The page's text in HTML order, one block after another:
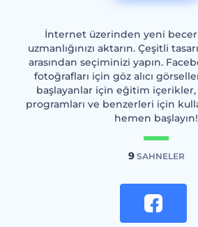
İnternet üzerinden yeni
uzmanlığınızı aktarın. Çeşitli
arasından seçiminizi yapın.
fotoğrafları için göz alıcı
başlayanlar için eğitim
programları ve benzerleri için
hemen başlayın!
9SAHNELER